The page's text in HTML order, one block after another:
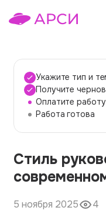
Темы работ
О сервисе
О компании
Наши гарантии
Порядок оплаты
Контакты
Укажите тип и
Получите
Оплатите работу
Работа готова
Стиль
5 ноября 2025 4